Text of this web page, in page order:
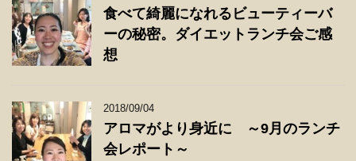
食べて綺麗になれるビューティーバ
ーの秘密。ダイエットランチ会ご感
想
2018/09/04
アロマがより身近に ～9月のランチ
会レポート～